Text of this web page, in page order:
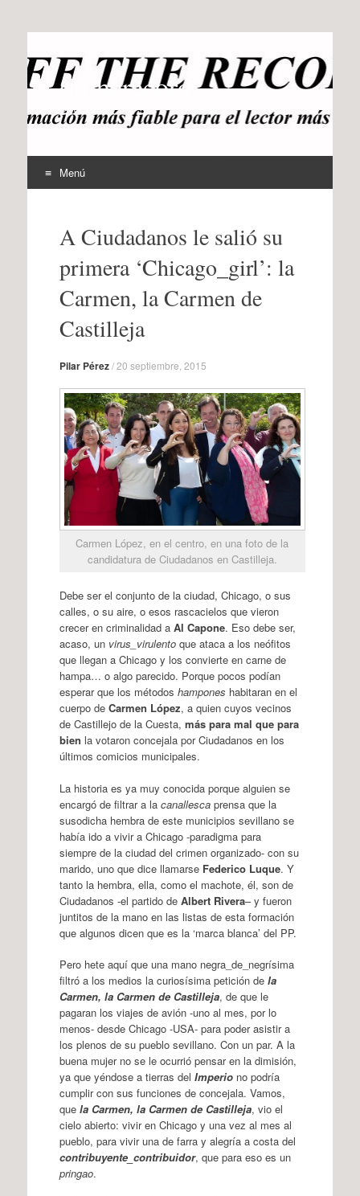
offtherecord
OTR
Menú
contenidoA Ciudadanos le salió su
primera ‘Chicago_girl’: la
Carmen, la Carmen de
Castilleja
Pilar Pérez/20 septiembre, 2015
Carmen López, en el centro, en una foto de la
candidatura de Ciudadanos en Castilleja.
Debe ser el conjunto de la ciudad, Chicago, o sus
calles, o su aire, o esos rascacielos que vieron
crecer en criminalidad a Al Capone. Eso debe ser,
acaso, un virus_virulentoque ataca a los neófitos
que llegan a Chicago y los convierte en carne de
hampa… o algo parecido. Porque pocos podían
esperar que los métodos hampones habitaran en el
cuerpo de Carmen López, a quien cuyos vecinos
de Castillejo de la Cuesta, más para mal que para
bien la votaron concejala por Ciudadanos en los
últimos comicios municipales.
La historia es ya muy conocida porque alguien se
encargó de filtrar a la canallescaprensa que la
susodicha hembra de este municipios sevillano se
había ido a vivir a Chicago -paradigma para
siempre de la ciudad del crimen organizado- con su
marido, uno que dice llamarse Federico Luque. Y
tanto la hembra, ella, como el machote, él, son de
Ciudadanos -el partido de Albert Rivera– y fueron
juntitos de la mano en las listas de esta formación
que algunos dicen que es la ‘marca blanca’ del PP.
Pero hete aquí que una mano negra_de_negrísima
filtró a los medios la curiosísima petición de la
Carmen, la Carmen de Castilleja, de que le
pagaran los viajes de avión -uno al mes, por lo
menos- desde Chicago -USA- para poder asistir a
los plenos de su pueblo sevillano. Con un par. A la
buena mujer no se le ocurrió pensar en la dimisión,
ya que yéndose a tierras del Imperiono podría
cumplir con sus funciones de concejala. Vamos,
que la Carmen, la Carmen de Castilleja, vio el
cielo abierto: vivir en Chicago y una vez al mes al
pueblo, para vivir una de farra y alegría a costa del
contribuyente_contribuidor, que para eso es un
pringao.